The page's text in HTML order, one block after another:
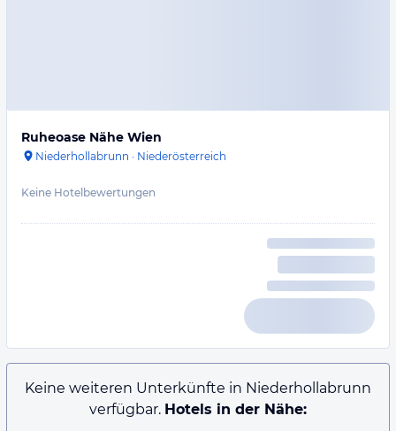
Ruheoase Nähe Wien
Niederhollabrunn · Niederösterreich
Keine Hotelbewertungen
Keine weiteren Unterkünfte in Niederhollabrunn
verfügbar. Hotels in der Nähe: